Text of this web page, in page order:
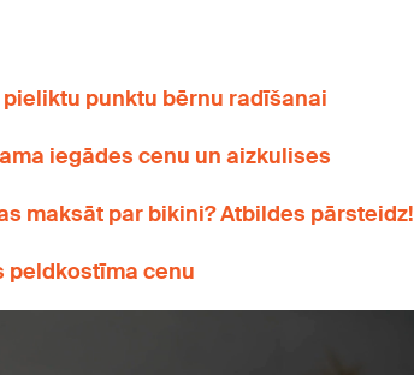
punktu bērnu radīšanai
iegādes cenu un aizkulises
maksāt par bikini? Atbildes pārsteidz!
peldkostīma cenu